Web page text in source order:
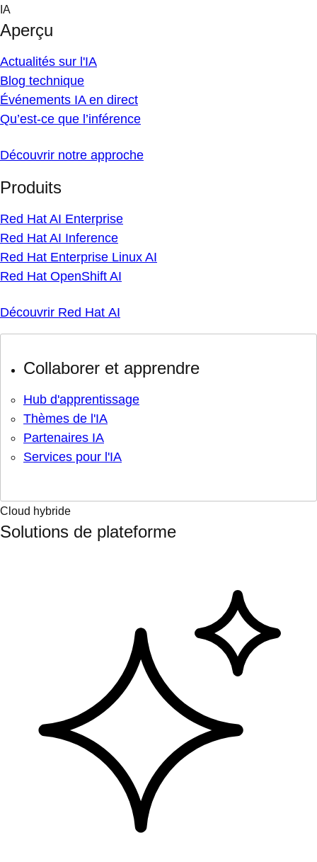
Skip
content
IA
Aperçu
Actualités sur l'IA
Blog technique
Événements IA en direct
Qu’est-ce que l’inférence
Découvrir notre approche
Produits
Red Hat AI Enterprise
Red Hat AI Inference
Red Hat Enterprise Linux AI
Red Hat OpenShift AI
Découvrir Red Hat AI
Collaborer et apprendre
Hub d'apprentissage
Thèmes de l'IA
Partenaires IA
Services pour l'IA
Cloud hybride
Solutions de plateforme